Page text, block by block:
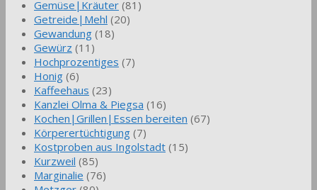
Gemüse|Kräuter (81)
Getreide|Mehl (20)
Gewandung (18)
Gewürz (11)
Hochprozentiges (7)
Honig (6)
Kaffeehaus (23)
Kanzlei Olma & Piegsa (16)
Kochen|Grillen|Essen bereiten (67)
Körperertüchtigung (7)
Kostproben aus Ingolstadt (15)
Kurzweil (85)
Marginalie (76)